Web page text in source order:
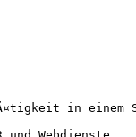
TÃ¤tigkeit in